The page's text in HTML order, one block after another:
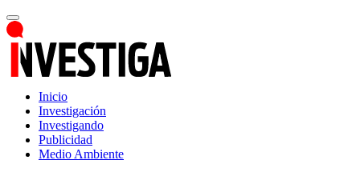
Inicio
Investigación
Investigando
Publicidad
Medio Ambiente